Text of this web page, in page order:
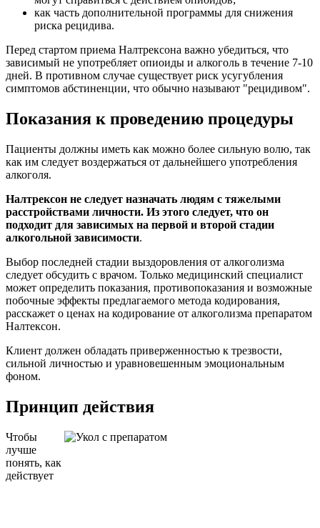
как часть дополнительной программы для снижения
риска рецидива.
Перед стартом приема Налтрексона важно убедиться, что
зависимый не употребляет опиоиды и алкоголь в течение 7-10
дней. В противном случае существует риск усугубления
симптомов абстиненции, что обычно называют "рецидивом".
Показания к проведению процедуры
Пациенты должны иметь как можно более сильную волю, так
как им следует воздержаться от дальнейшего употребления
алкоголя.
Налтрексон не следует назначать людям с тяжелыми
расстройствами личности. Из этого следует, что он
подходит для зависимых на первой и второй стадии
алкогольной зависимости.
Выбор последней стадии выздоровления от алкоголизма
следует обсудить с врачом. Только медицинский специалист
может определить показания, противопоказания и возможные
побочные эффекты предлагаемого метода кодирования,
расскажет о ценах на кодирование от алкоголизма препаратом
Налтексон.
Клиент должен обладать приверженностью к трезвости,
сильной личностью и уравновешенным эмоциональным
фоном.
Принцип действия
Чтобы
лучше
понять, как
действует